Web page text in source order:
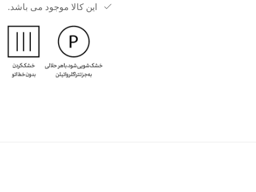
این کالا موجود می باشد.